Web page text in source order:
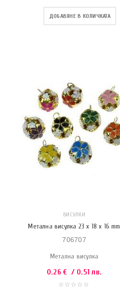
ДОБАВЯНЕ В КОЛИЧКАТА
ВИСУЛКИ
Метална висулка 23 x 18 х 16 mm
706707
Метална висулка
0.26€ / 0.51 лв.